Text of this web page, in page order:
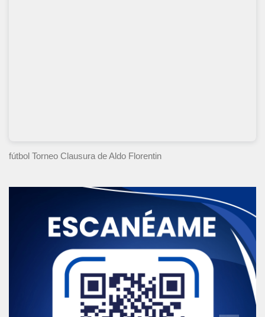
fútbol Torneo Clausurade Aldo Florentin